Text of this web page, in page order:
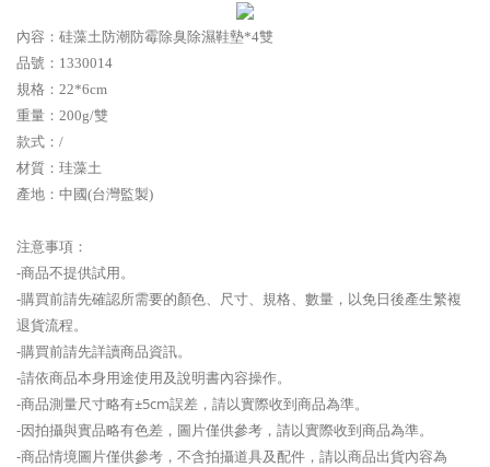
內容： 硅藻土防潮防霉除臭除濕鞋墊*4雙
品號： 1330014
規格：22*6cm
重量：200g/雙
款式：/
材質：珪藻土
產地：中國(台灣監製)
注意事項：
-商品不提供試用。
-購買前請先確認所需要的顏色、尺寸、規格、數量，以免日後產生繁複
退貨流程。
-購買前請先詳讀商品資訊。
-請依商品本身用途使用及說明書內容操作。
-商品測量尺寸略有±5cm誤差，請以實際收到商品為準。
-因拍攝與實品略有色差，圖片僅供參考，請以實際收到商品為準。
-商品情境圖片僅供參考，不含拍攝道具及配件，請以商品出貨內容為